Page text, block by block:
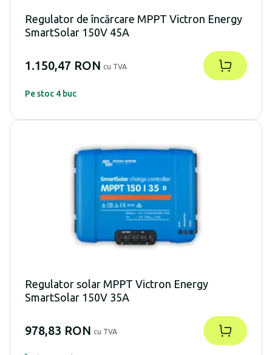
Regulator de încărcare MPPT Victron Energy
SmartSolar 150V 45A
1.150,47 RON cu TVA
Pe stoc 4 buc
Regulator solar MPPT Victron Energy
SmartSolar 150V 35A
978,83 RON cu TVA